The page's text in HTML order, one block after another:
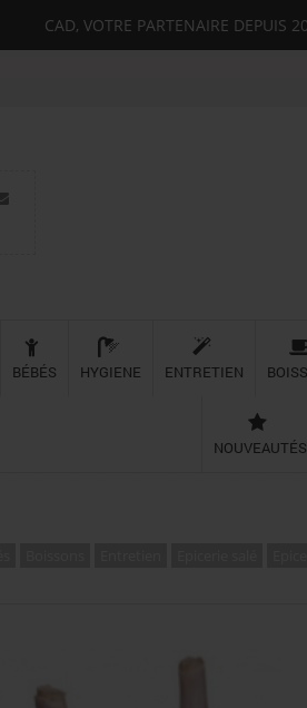
BÉBÉS HYGIENE ENTRETIEN
NOUVEAUTÉS
CAD, VOTRE PARTENAIRE